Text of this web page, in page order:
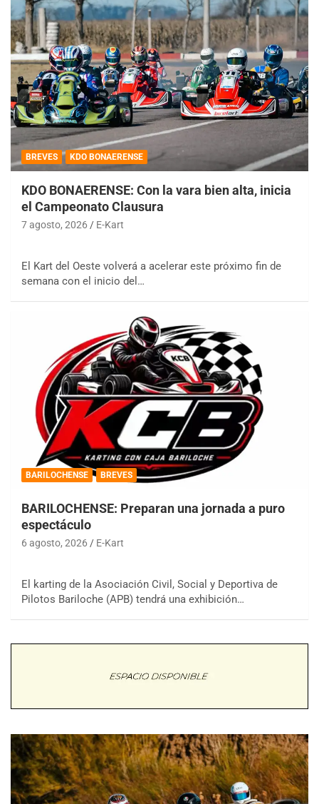
BREVES KDO BONAERENSE
KDO BONAERENSE: Con la vara bien alta, inicia
el Campeonato Clausura
7 agosto, 2026 E-Kart
El Kart del Oeste volverá a acelerar este próximo fin de
semana con el inicio del…
BARILOCHENSE BREVES
BARILOCHENSE: Preparan una jornada a puro
espectáculo
6 agosto, 2026 E-Kart
El karting de la Asociación Civil, Social y Deportiva de
Pilotos Bariloche (APB) tendrá una exhibición…